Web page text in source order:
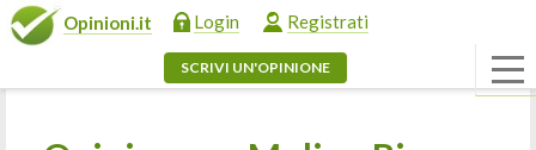
Opinioni.it Login Registrati
SCRIVI UN'OPINIONE